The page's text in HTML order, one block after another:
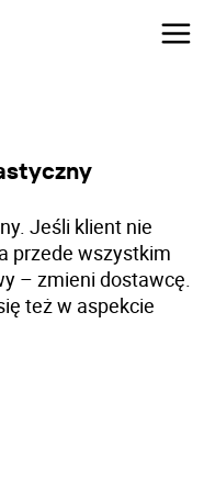
Jeśli klient nie
przede wszystkim
– zmieni dostawcę.
też w aspekcie